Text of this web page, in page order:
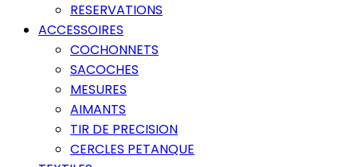
RESERVATIONS
ACCESSOIRES
COCHONNETS
SACOCHES
MESURES
AIMANTS
TIR DE PRECISION
CERCLES PETANQUE